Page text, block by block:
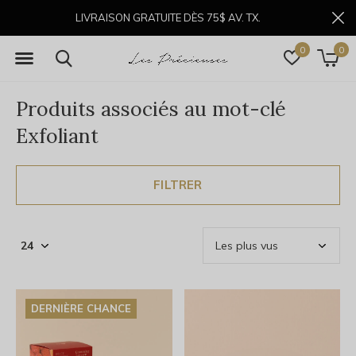
0 0
LIVRAISON GRATUITE DÈS 75$ AV. TX.
Produits associés au mot-clé
Exfoliant
FILTRER
DERNIÈRE CHANCE